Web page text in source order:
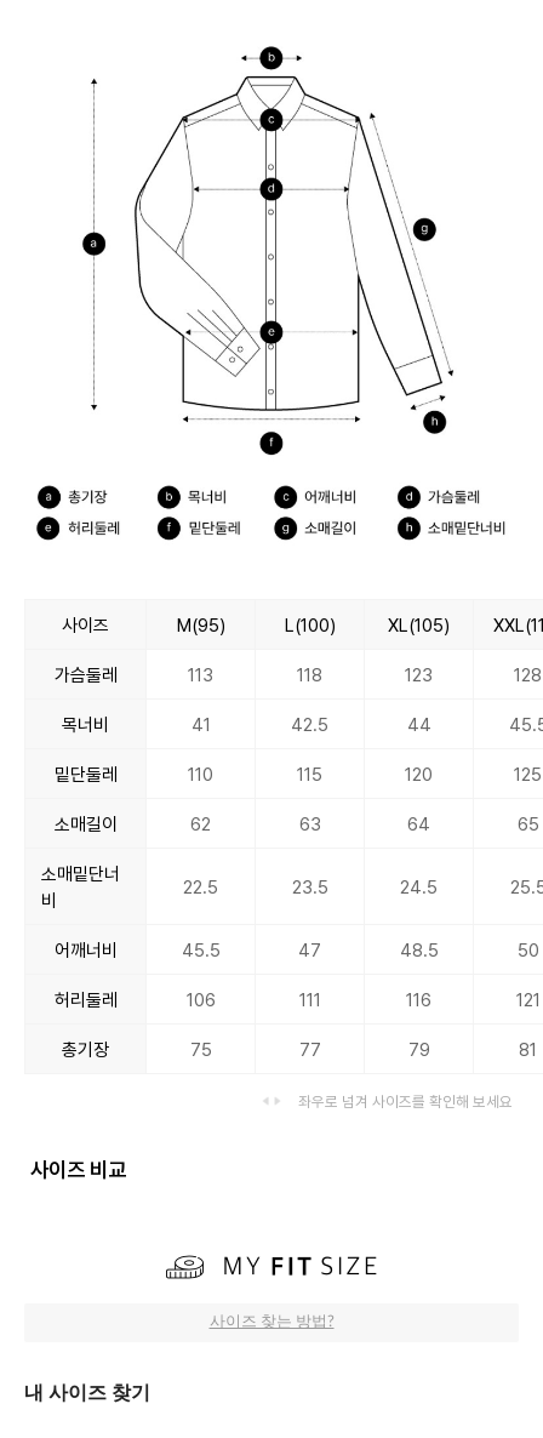
사이즈 M(95) L(100) XL(105)
가슴둘레 113 118 123 128
목너비 41 42.5 44
밑단둘레 110 115 120 125
소매길이 62 63 64 65
소매밑단너
비
22.5 23.5 24.5
어깨너비 45.5 47 48.5 50
허리둘레 106 111 116 121
총기장 75 77 79 81
좌우로 넘겨 사이즈를 확인해 보세요
사이즈 비교